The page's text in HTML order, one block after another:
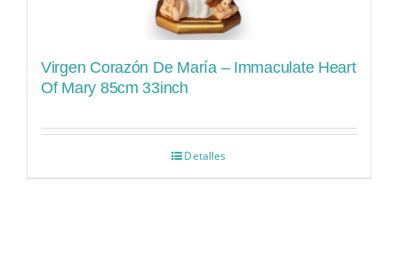
Virgen Corazón De María – Immaculate Heart
Of Mary 85cm 33inch
Detalles